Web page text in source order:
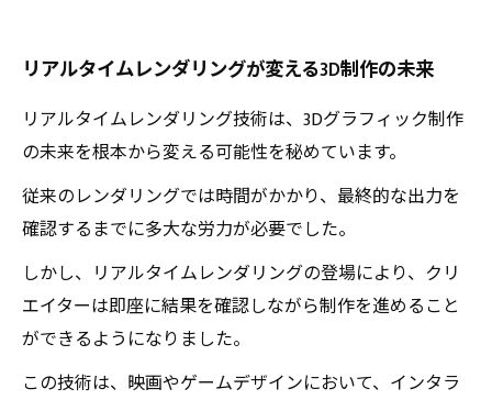
リアルタイムレンダリングが変える3D制作の未来
リアルタイムレンダリング技術は、3Dグラフィック制作
の未来を根本から変える可能性を秘めています。
従来のレンダリングでは時間がかかり、最終的な出力を
確認するまでに多大な労力が必要でした。
しかし、リアルタイムレンダリングの登場により、クリ
エイターは即座に結果を確認しながら制作を進めること
ができるようになりました。
この技術は、映画やゲームデザインにおいて、インタラ